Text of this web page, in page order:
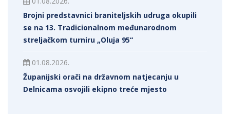
Brojni predstavnici braniteljskih udruga okupili
se na 13. Tradicionalnom međunarodnom
streljačkom turniru „Oluja 95“
01.08.2026.
Županijski orači na državnom natjecanju u
Delnicama osvojili ekipno treće mjesto